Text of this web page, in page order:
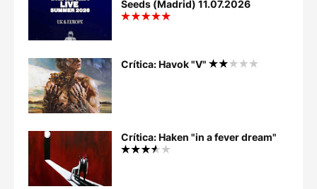
Seeds (Madrid) 11.07.2026
Crítica: Havok "V"
Crítica: Haken "in a fever dream"